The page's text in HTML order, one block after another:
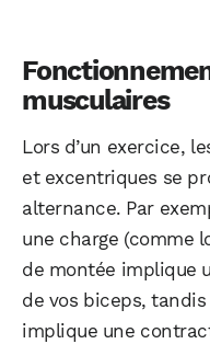
musculaires
Lors d’un exercice,
et excentriques se
alternance. Par
une charge (comme
de montée implique
de vos biceps,
implique une